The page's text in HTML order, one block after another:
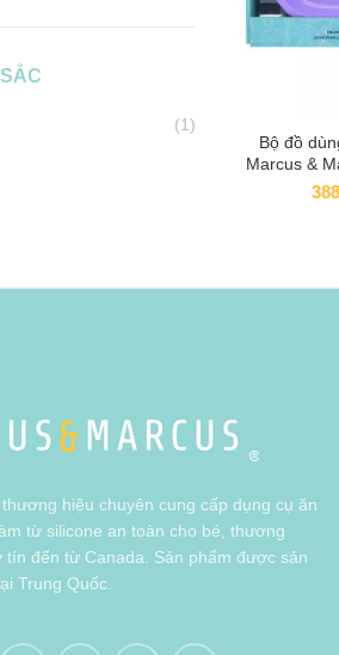
(1)
Bộ đồ
Marcus &
thương hiệu chuyên cung cấp dụng cụ ăn
từ silicone an toàn cho bé, thương
tín đến từ Canada. Sản phẩm được sản
Trung Quốc.